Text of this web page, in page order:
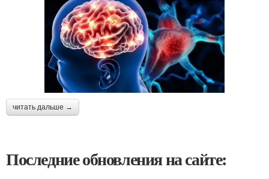
читать дальше →
Последние обновления на сайте: